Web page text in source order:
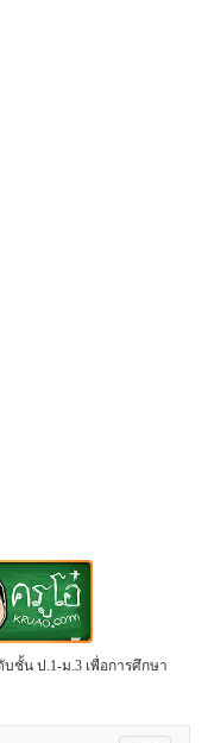
บชั้น ป.1-ม.3 เพื่อการศึกษา